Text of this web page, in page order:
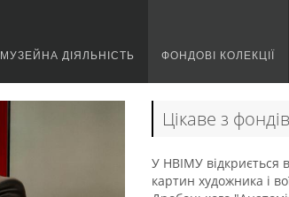
МУЗЕЙНА ДІЯЛЬНІСТЬ ФОНДОВІ КОЛЕКЦІЇ
Цікаве з фондів
У НВІМУ відкриється
картин художника і